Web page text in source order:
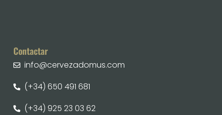
Contactar
info@cervezadomus.com
(+34) 650 491 681
(+34) 925 23 03 62